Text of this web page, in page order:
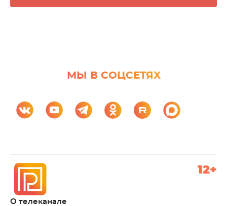
МЫ В СОЦСЕТЯХ
О телеканале
12+